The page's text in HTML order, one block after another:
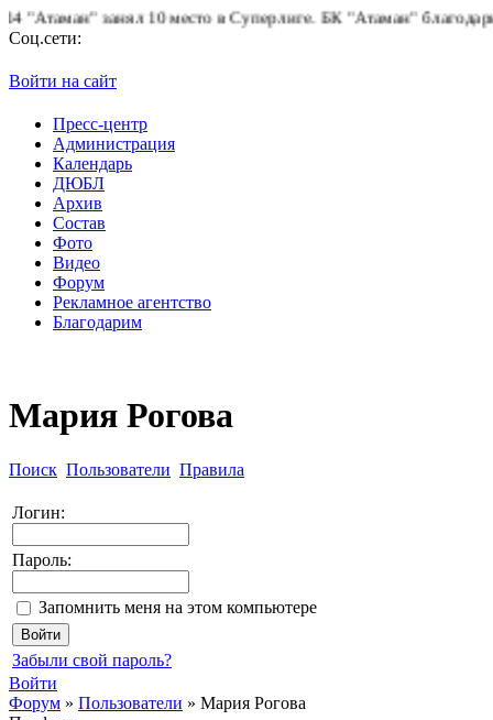
занял 10 место в Суперлиге.БК "Атаман" благодарит
Соц.сети:
Войти на сайт
Пресс-центр
Администрация
Календарь
ДЮБЛ
Архив
Состав
Фото
Видео
Форум
Рекламное агентство
Благодарим
Мария Рогова
Поиск Пользователи Правила
Логин:
Пароль:
Запомнить меня на этом компьютере
Забыли свой пароль?
Войти
Форум » Пользователи » Мария Рогова